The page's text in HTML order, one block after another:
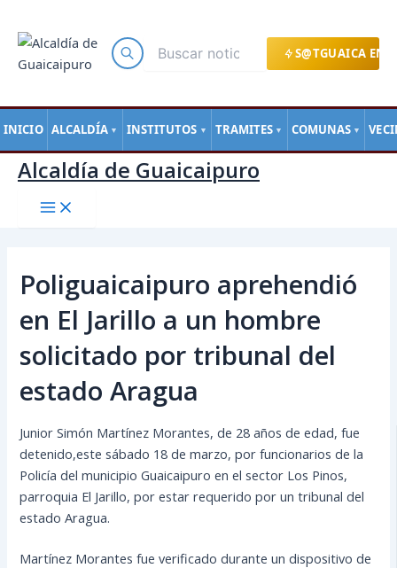
S@TGUAICA EN
INICIO ALCALDÍA ▼ INSTITUTOS ▼ TRAMITES ▼ COMUNAS ▼
contenido
Alcaldía de Guaicaipuro
Poliguaicaipuro aprehendió
en El Jarillo a un hombre
solicitado por tribunal del
estado Aragua
Junior Simón Martínez Morantes, de 28 años de edad, fue
detenido,este sábado 18 de marzo, por funcionarios de la
Policía del municipio Guaicaipuro en el sector Los Pinos,
parroquia El Jarillo, por estar requerido por un tribunal del
estado Aragua.
Martínez Morantes fue verificado durante un dispositivo de
de
entradas